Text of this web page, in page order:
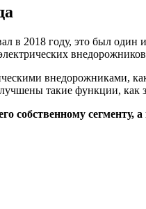
в 2018 году, это был
внедорожниками,
такие функции, как
собственному